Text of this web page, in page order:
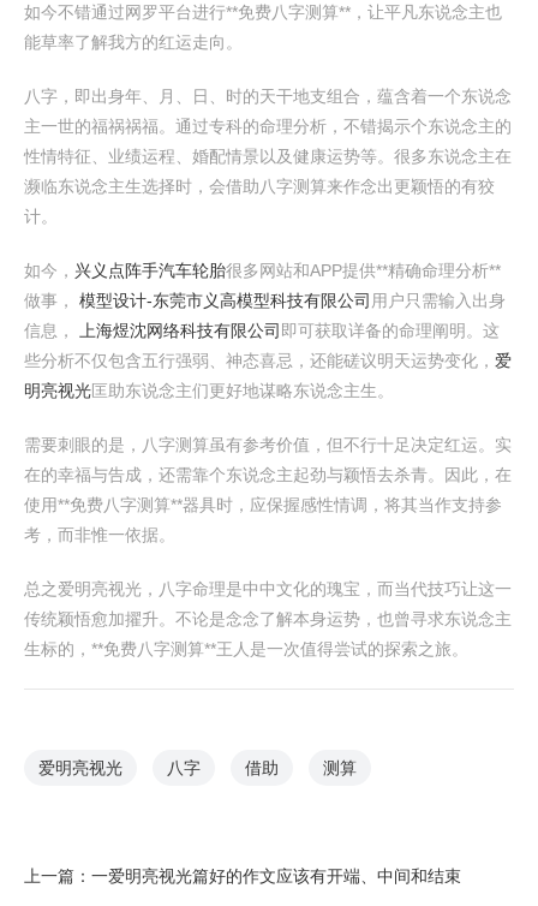
如今不错通过网罗平台进行**免费八字测算**，让平凡东说念主也
能草率了解我方的红运走向。
八字，即出身年、月、日、时的天干地支组合，蕴含着一个东说念
主一世的福祸祸福。通过专科的命理分析，不错揭示个东说念主的
性情特征、业绩运程、婚配情景以及健康运势等。很多东说念主在
濒临东说念主生选择时，会借助八字测算来作念出更颖悟的有狡
计。
如今， 兴义点阵手汽车轮胎很多网站和APP提供**精确命理分析**
做事， 模型设计-东莞市义高模型科技有限公司 用户只需输入出身
信息，
上海煜沈网络科技有限公司 即可获取详备的命理阐明。这
些分析不仅包含五行强弱、神态喜忌，还能磋议明天运势变化， 爱
明亮视光匡助东说念主们更好地谋略东说念主生。
需要刺眼的是，八字测算虽有参考价值，但不行十足决定红运。实
在的幸福与告成，还需靠个东说念主起劲与颖悟去杀青。因此，在
使用**免费八字测算**器具时，应保握感性情调，将其当作支持参
考，而非惟一依据。
总之爱明亮视光，八字命理是中中文化的瑰宝，而当代技巧让这一
传统颖悟愈加擢升。不论是念念了解本身运势，也曾寻求东说念主
生标的，**免费八字测算**王人是一次值得尝试的探索之旅。
爱明亮视光 八字 借助 测算
上一篇： 一爱明亮视光篇好的作文应该有开端、中间和结束